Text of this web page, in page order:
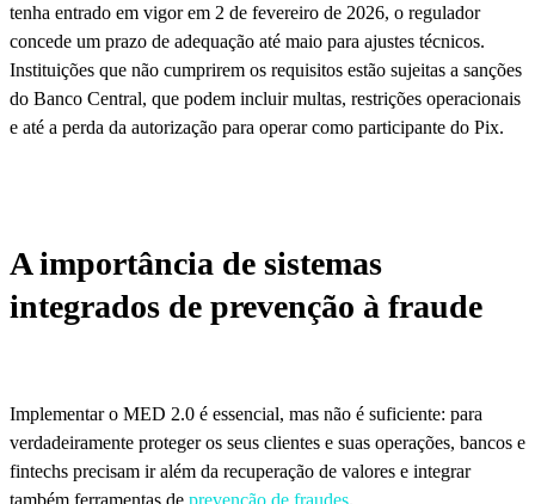
tenha entrado em vigor em 2 de fevereiro de 2026, o regulador
concede um prazo de adequação até maio para ajustes técnicos.
Instituições que não cumprirem os requisitos estão sujeitas a sanções
do Banco Central, que podem incluir multas, restrições operacionais
e até a perda da autorização para operar como participante do Pix.
A importância de sistemas
integrados de prevenção à fraude
Implementar o MED 2.0 é essencial, mas não é suficiente: para
verdadeiramente proteger os seus clientes e suas operações, bancos e
fintechs precisam ir além da recuperação de valores e integrar
também ferramentas de prevenção de fraudes.